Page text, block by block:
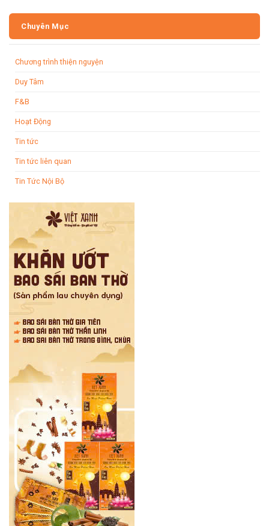
Chuyên Mục
Chương trình thiện nguyện
Duy Tâm
F&B
Hoạt Động
Tin tức
Tin tức liên quan
Tin Tức Nội Bộ